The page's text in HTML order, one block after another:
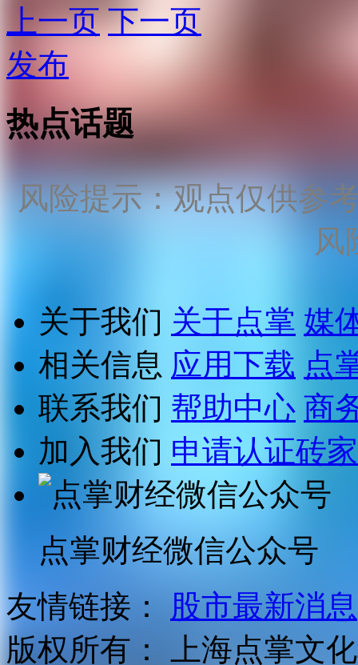
上一页 下一页
发布
热点话题
风险提示：观点仅供参
风
关于我们 关于点掌 媒
相关信息 应用下载 点
联系我们 帮助中心 商
加入我们 申请认证砖家
点掌财经微信公众号
友情链接：
股市最新消息
版权所有：
上海点掌文